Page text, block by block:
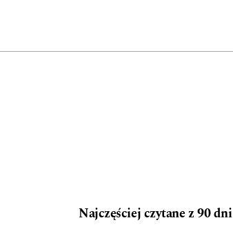
Najczęściej czytane z 90 dni